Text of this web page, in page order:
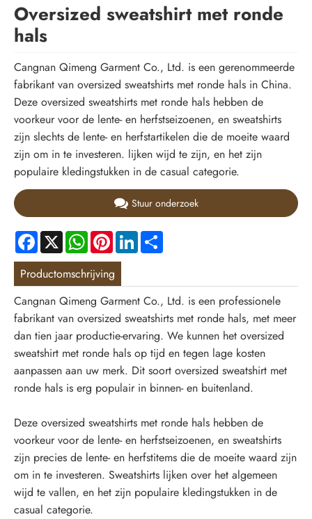
Oversized sweatshirt met ronde
hals
Cangnan Qimeng Garment Co., Ltd. is een gerenommeerde
fabrikant van oversized sweatshirts met ronde hals in China.
Deze oversized sweatshirts met ronde hals hebben de
voorkeur voor de lente- en herfstseizoenen, en sweatshirts
zijn slechts de lente- en herfstartikelen die de moeite waard
zijn om in te investeren. lijken wijd te zijn, en het zijn
populaire kledingstukken in de casual categorie.
Stuur onderzoek
Facebook
X WhatsApp
PinterestLinkedIn
Productomschrijving
Cangnan Qimeng Garment Co., Ltd. is een professionele
fabrikant van oversized sweatshirts met ronde hals, met meer
dan tien jaar productie-ervaring. We kunnen het oversized
sweatshirt met ronde hals op tijd en tegen lage kosten
aanpassen aan uw merk. Dit soort oversized sweatshirt met
ronde hals is erg populair in binnen- en buitenland.
Deze oversized sweatshirts met ronde hals hebben de
voorkeur voor de lente- en herfstseizoenen, en sweatshirts
zijn precies de lente- en herfstitems die de moeite waard zijn
om in te investeren. Sweatshirts lijken over het algemeen
wijd te vallen, en het zijn populaire kledingstukken in de
casual categorie.